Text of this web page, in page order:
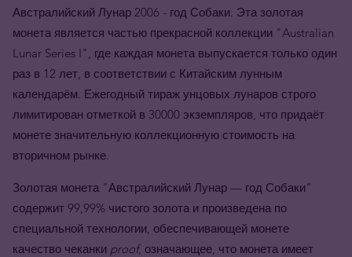
Австралийский Лунар 2006 - год Собаки. Эта золотая
монета является частью прекрасной коллекции "Australian
Lunar Series I", где каждая монета выпускается только один
раз в 12 лет, в соответствии с Китайским лунным
календарём. Ежегодный тираж унцовых лунаров строго
лимитирован отметкой в 30000 экземпляров, что придаёт
монете значительную коллекционную стоимость на
вторичном рынке.
Золотая монета "Австралийский Лунар — год Собаки"
содержит 99,99% чистого золота и произведена по
специальной технологии, обеспечивающей монете
качество чеканки proof, означающее, что монета имеет